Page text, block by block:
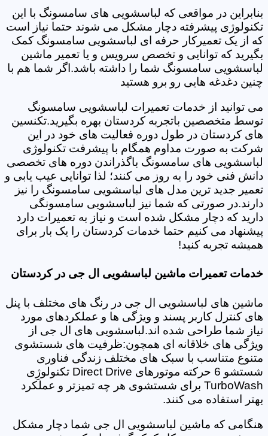
بنابراین در مواقعی که لباسشویی های سامسونگ با این
تکنولوژی پیشرفته دچار مشکل می شوند حتما نیاز است
که از یک تعمیرکار حرفه ای لباسشویی سامسونگ کمک
بگیرید که توانایی و تخصص سرویس و یا تعمیر ماشین
لباسشویی سامسونگ شما را داشته باشد.اگر شما هم با
چنین دغدغه هایی رو برو هستید
می توانید از خدمات تعمیرات لباسشویی سامسونگ
توسط متخصصین باتجربه کردستان بهره بگیرید.تکنسین
های کردستان در طول دوره فعالیت های خود در این
شرکت به صورت مداوم همگام با پیشرفت تکنولوژی
لباسشویی های سامسونگ باگذراندن دوره های تخصصی
دانش فنی خود را به روز می کنند؛ لذا توانایی عیب یابی و
تعمیر جدید ترین مدل های لباسشویی سامسونگ را نیز
دارند.در صورتی که شما نیز لباسشویی سامسونگی
دارید که دچار مشکل شده است و نیاز به تعمیرات دارد
پیشنهاد می کنیم حتما خدمات کردستان را یک بار برای
همیشه تجربه کنید!
خدمات تعمیرات ماشین لباسشویی ال جی در کردستان
ماشین های لباسشویی ال جی در رنگ های مختلف با پنل
های کنترل کاربر پسند و ویژگی ها و عملکردهای مورد
نیاز شما طراحی شده اند.لباسشویی های ال جی از
ویژگی های خلاقانه ای همچون:ظرفیت های شستشوی
متنوع متناسب با سبک های مختلف زندگی فناوری
شستشو 6 حرکته موتورهای Direct Drive تکنولوژِی
TurboWash برای شستشوی هر چه تمیزتر و عملکرد
بهتر استفاده می کنند.
هنگامی که ماشین لباسشویی ال جی شما دچار مشکل